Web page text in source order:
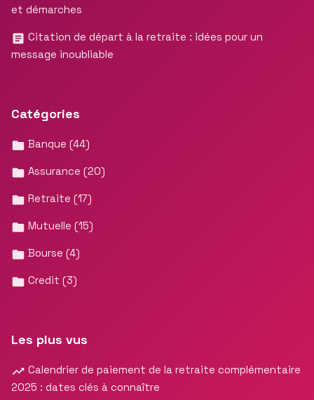
et démarches
Citation de départ à la retraite : idées pour un
message inoubliable
Catégories
Banque (44)
Assurance (20)
Retraite (17)
Mutuelle (15)
Bourse (4)
Credit (3)
Les plus vus
Calendrier de paiement de la retraite complémentaire
2025 : dates clés à connaître